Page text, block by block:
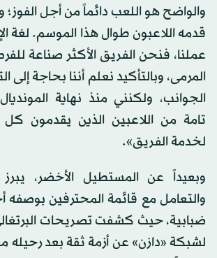
والواضح هو اللعب دائماً من أجل الفوز؛
قدمه اللاعبون طوال هذا الموسم. لغة
عملنا، فنحن الفريق الأكثر صناعة
المرمى، وبالتأكيد نعلم أننا بحاجة
الجوانب، ولكنني منذ نهاية
تامة من اللاعبين الذين يقدمون
لخدمة الفريق».
وبعيداً عن المستطيل الأخضر،
والتعامل مع قائمة المحترفين بوصفه
ضبابية، حيث كشفت تصريحات
لشبكة «دازن» عن أزمة ثقة بعد رحيله